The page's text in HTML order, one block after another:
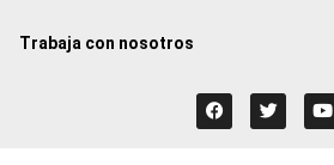
Trabaja con nosotros